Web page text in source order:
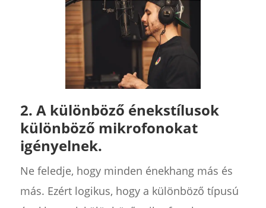
2. A különböző énekstílusok
különböző mikrofonokat
igényelnek.
Ne feledje, hogy minden énekhang más és
más. Ezért logikus, hogy a különböző típusú